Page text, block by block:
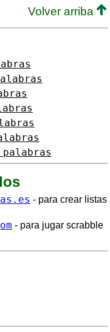
Volver arriba
palabras
- para crear listas
- para jugar scrabble